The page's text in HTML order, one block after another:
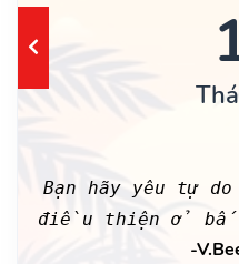
Bạn hãy yêu tự
điều thiện ở
-